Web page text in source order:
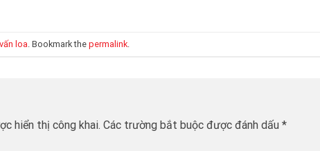
loa . Bookmark the permalink
hiển thị công khai. Các trường bắt buộc được đánh dấu *